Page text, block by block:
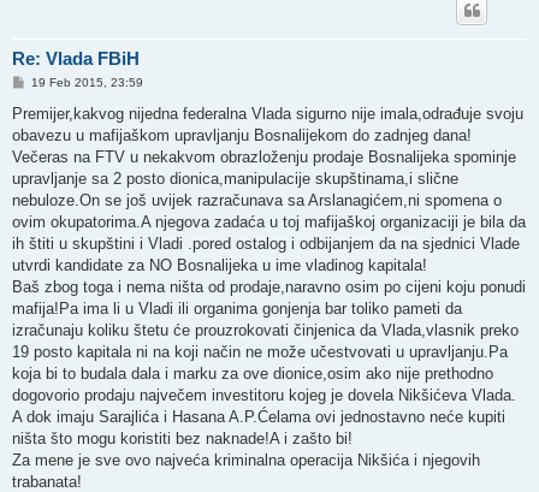
Re: Vlada FBiH
P
s
19 Feb 2015, 23:59
Premijer,kakvog nijedna federalna Vlada sigurno nije imala,odrađuje svoju
obavezu u mafijaškom upravljanju Bosnalijekom do zadnjeg dana!
Večeras na FTV u nekakvom obrazloženju prodaje Bosnalijeka spominje
upravljanje sa 2 posto dionica,manipulacije skupštinama,i slične
nebuloze.On se još uvijek razračunava sa Arslanagićem,ni spomena o
ovim okupatorima.A njegova zadaća u toj mafijaškoj organizaciji je bila da
ih štiti u skupštini i Vladi .pored ostalog i odbijanjem da na sjednici Vlade
utvrdi kandidate za NO Bosnalijeka u ime vladinog kapitala!
Baš zbog toga i nema ništa od prodaje,naravno osim po cijeni koju ponudi
mafija!Pa ima li u Vladi ili organima gonjenja bar toliko pameti da
izračunaju koliku štetu će prouzrokovati činjenica da Vlada,vlasnik preko
19 posto kapitala ni na koji način ne može učestvovati u upravljanju.Pa
koja bi to budala dala i marku za ove dionice,osim ako nije prethodno
dogovorio prodaju največem investitoru kojeg je dovela Nikšićeva Vlada.
A dok imaju Sarajlića i Hasana A.P.Ćelama ovi jednostavno neće kupiti
ništa što mogu koristiti bez naknade!A i zašto bi!
Za mene je sve ovo najveća kriminalna operacija Nikšića i njegovih
trabanata!